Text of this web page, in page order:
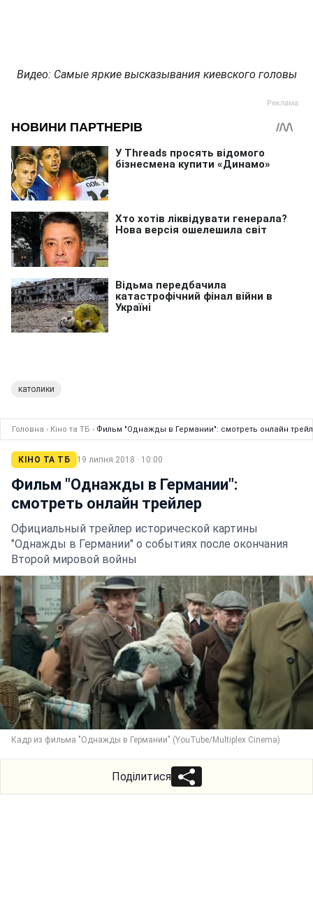
Видео: Самые яркие высказывания киевского головы
католики
Головна › Кіно та ТБ › Фильм "Однажды в Германии": смотреть онлайн
КІНО ТА ТБ 19 липня 2018 · 10:00
Фильм "Однажды в Германии":
смотреть онлайн трейлер
Официальный трейлер исторической картины
"Однажды в Германии" о событиях после окончания
Второй мировой войны
Кадр из фильма "Однажды в Германии" (YouTube/Multiplex Cinema)
Поділитися